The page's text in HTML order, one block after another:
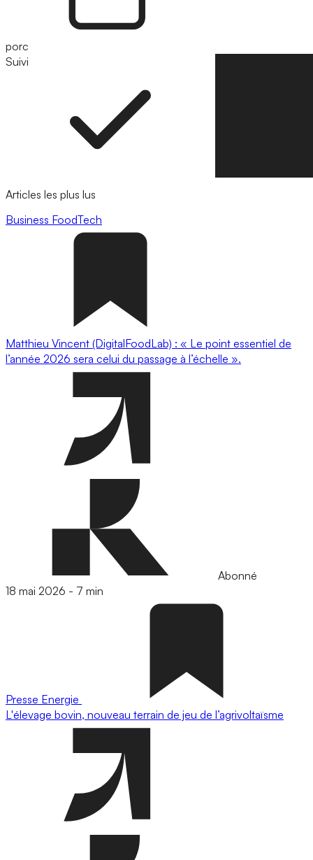
porc
Suivi
Articles les plus lus
Business FoodTech
Matthieu Vincent (DigitalFoodLab) : « Le point essentiel de
l’année 2026 sera celui du passage à l’échelle ».
Abonné
18 mai 2026 - 7 min
Presse Energie
L'élevage bovin, nouveau terrain de jeu de l’agrivoltaïsme